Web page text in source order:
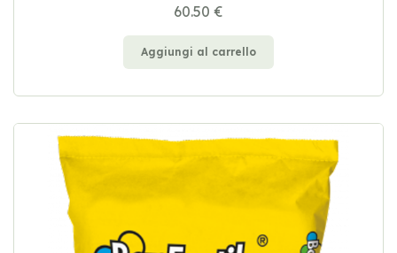
60.50 €
Aggiungi al carrello